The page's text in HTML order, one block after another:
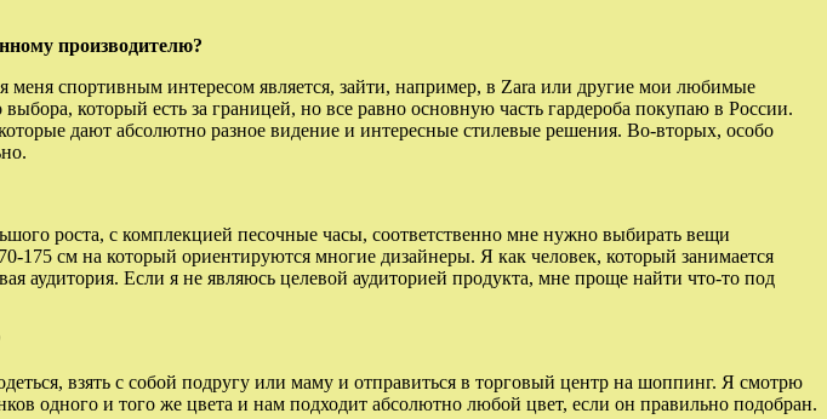
производителю?
спортивным интересом является, зайти, например, в Zara или другие мои любимые
который есть за границей, но все равно основную часть гардероба покупаю в России.
дают абсолютно разное видение и интересные стилевые решения. Во-вторых, особо
роста, с комплекцией песочные часы, соответственно мне нужно выбирать вещи
175 см на который ориентируются многие дизайнеры. Я как человек, который занимается
аудитория. Если я не являюсь целевой аудиторией продукта, мне проще найти что-то под
взять с собой подругу или маму и отправиться в торговый центр на шоппинг. Я смотрю
одного и того же цвета и нам подходит абсолютно любой цвет, если он правильно подобран.